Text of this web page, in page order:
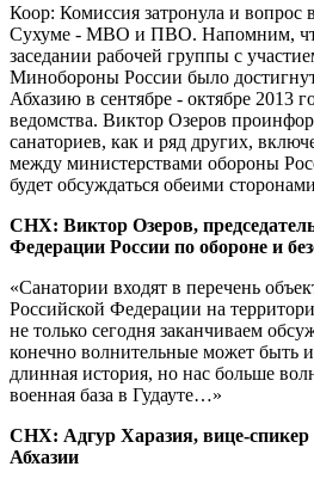
Коор: Комиссия затронула и вопрос
Сухуме - МВО и ПВО. Напомним,
заседании рабочей группы с
Минобороны России было
Абхазию в сентябре - октябре 2013
ведомства. Виктор Озеров
санаториев, как и ряд других,
между министерствами обороны
будет обсуждаться обеими
СНХ: Виктор Озеров,
Федерации России по обороне и
«Санатории входят в перечень
Российской Федерации на
не только сегодня заканчиваем
конечно волнительные может быть
длинная история, но нас больше
военная база в Гудауте…»
СНХ: Адгур Харазия, вице-
Абхазии